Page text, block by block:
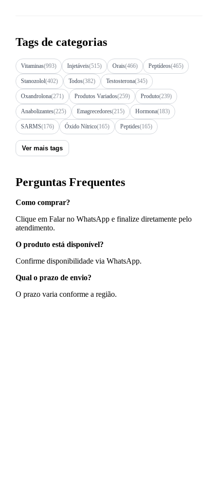
Tags de categorias
Vitaminas(993) Injetáveis(515) Orais(466) Peptídeos(465)
Stanozolol(402) Todos(382) Testosterona(345)
Oxandrolona(271) Produtos Variados(259) Produto(239)
Anabolizantes(225) Emagrecedores(215) Hormona(183)
SARMS(176) Óxido Nítrico(165) Peptides(165)
Ver mais tags
Perguntas Frequentes
Como comprar?
Clique em Falar no WhatsApp e finalize diretamente pelo
atendimento.
O produto está disponível?
Confirme disponibilidade via WhatsApp.
Qual o prazo de envio?
O prazo varia conforme a região.